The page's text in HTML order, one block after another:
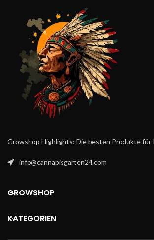
Growshop Highlights: Die besten Produkte für
info@cannabisgarten24.com
GROWSHOP
KATEGORIEN